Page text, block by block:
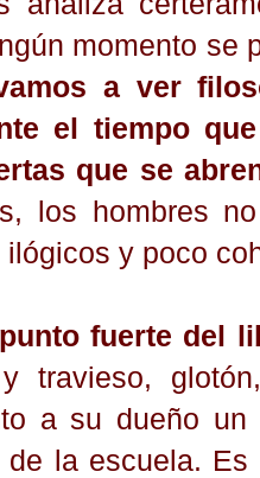
momento se
a ver
el tiempo
que se
los hombres
ilógicos y poco
fuerte del
travieso,
a su dueño
de la escuela. Es